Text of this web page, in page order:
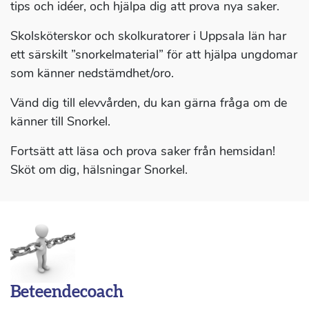
tips och idéer, och hjälpa dig att prova nya saker.
Skolsköterskor och skolkuratorer i Uppsala län har
ett särskilt ”snorkelmaterial” för att hjälpa ungdomar
som känner nedstämdhet/oro.
Vänd dig till elevvården, du kan gärna fråga om de
känner till Snorkel.
Fortsätt att läsa och prova saker från hemsidan!
Sköt om dig, hälsningar Snorkel.
Beteendecoach